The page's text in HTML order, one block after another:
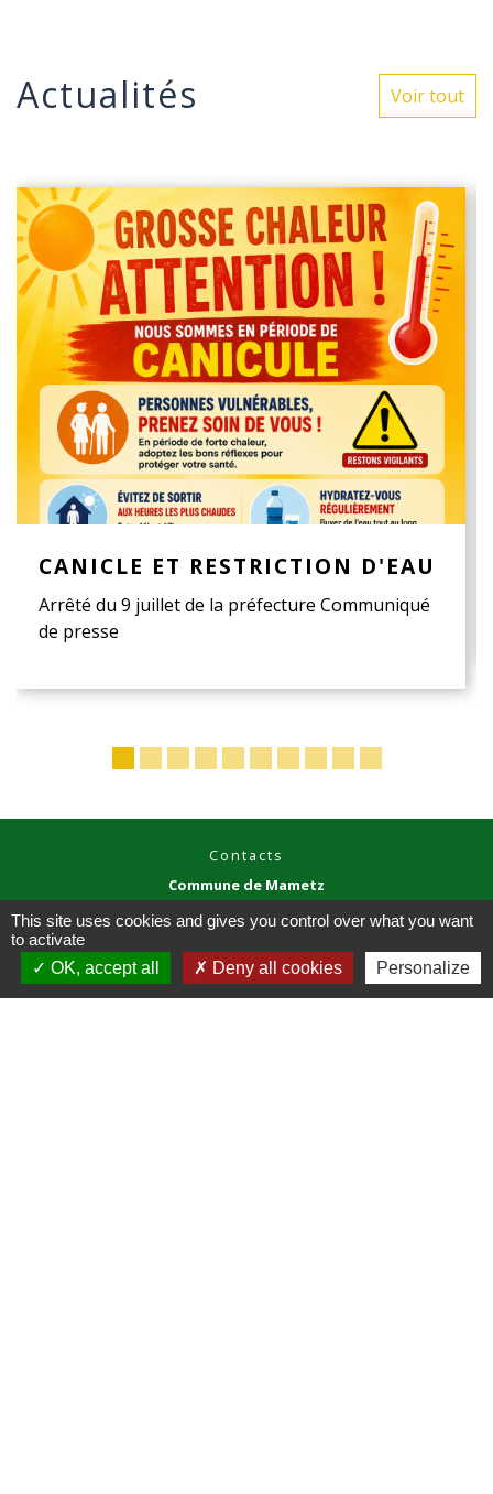
Actualités Voir tout
CANICLE ET RESTRICTION D'EAU
Arrêté du 9 juillet de la préfecture Communiqué
de presse
Contacts
Commune de Mametz
1035 Rue Principale
62120 Mametz - FRANCE
Contact par formulaire
This site uses cookies and gives you control over what you want
to activate
OK, accept all
Deny all cookies Personalize